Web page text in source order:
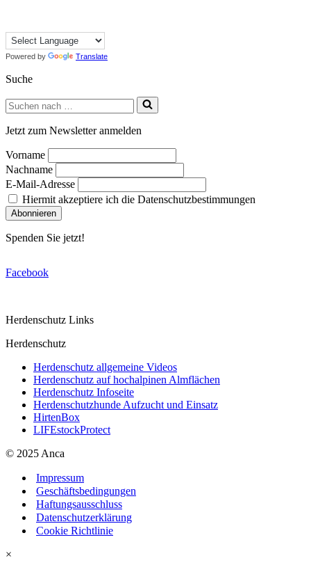
Powered by Translate
Suche
Suchen
nach …
Jetzt zum Newsletter anmelden
Vorname
Nachname
E-Mail-Adresse
Hiermit akzeptiere ich die Datenschutzbestimmungen
Spenden Sie jetzt!
Facebook
Herdenschutz Links
Herdenschutz
Herdenschutz allgemeine Videos
Herdenschutz auf hochalpinen Almflächen
Herdenschutz Infoseite
Herdenschutzhunde Aufzucht und Einsatz
HirtenBox
LIFEstockProtect
© 2025 Anca
Impressum
Geschäftsbedingungen
Haftungsausschluss
Datenschutzerklärung
Cookie Richtlinie
×